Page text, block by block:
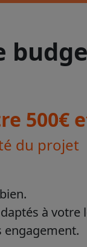
500€
du projet
à votre
engagement.